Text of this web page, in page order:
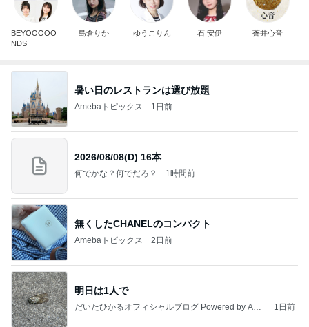
BEYOOOOO
NDS
島倉りか ゆうこりん 石 安伊 蒼井心音
暑い日のレストランは選び放題
Amebaトピックス 1日前
2026/08/08(D) 16本
何でかな？何でだろ？ 1時間前
無くしたCHANELのコンパクト
Amebaトピックス 2日前
明日は1人で
だいたひかるオフィシャルブログ Powered by Ame
1日前